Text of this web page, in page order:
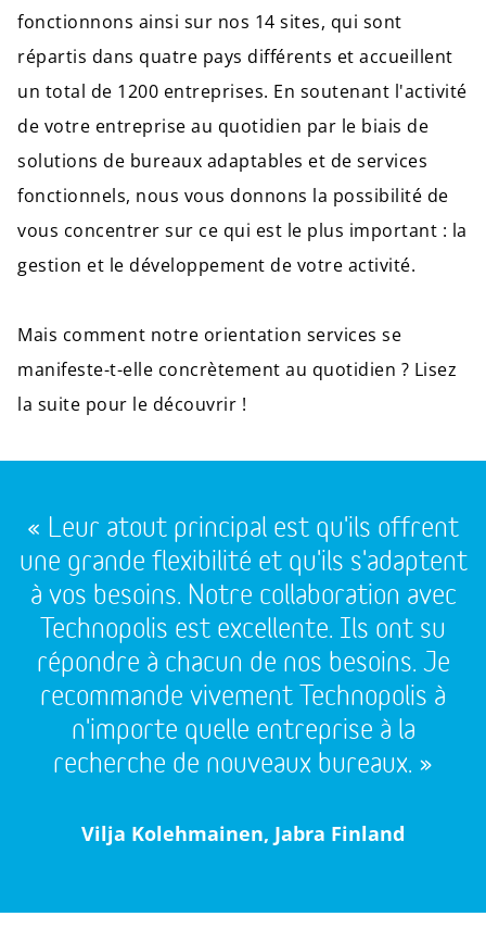
fonctionnons ainsi sur nos 14 sites, qui sont
répartis dans quatre pays différents et accueillent
un total de 1200 entreprises. En soutenant l'activité
de votre entreprise au quotidien par le biais de
solutions de bureaux adaptables et de services
fonctionnels, nous vous donnons la possibilité de
vous concentrer sur ce qui est le plus important : la
gestion et le développement de votre activité.
Mais comment notre orientation services se
manifeste-t-elle concrètement au quotidien ? Lisez
la suite pour le découvrir !
« Leur atout principal est qu'ils offrent
une grande flexibilité et qu'ils s'adaptent
à vos besoins. Notre collaboration avec
Technopolis est excellente. Ils ont su
répondre à chacun de nos besoins. Je
recommande vivement Technopolis à
n'importe quelle entreprise à la
recherche de nouveaux bureaux. »
Vilja Kolehmainen, Jabra Finland